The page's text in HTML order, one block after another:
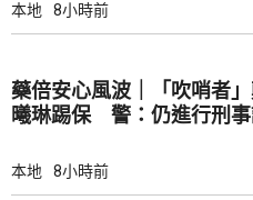
本地 8小時前
藥倍安心風波｜「吹哨者
曦琳踢保 警：仍進行刑事
本地 8小時前